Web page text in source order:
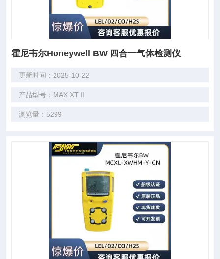
霍尼韦尔Honeywell BW 四合一气体检测仪
更新时间：2025-10-22
产品型号：MAX XT II
浏览量：5299